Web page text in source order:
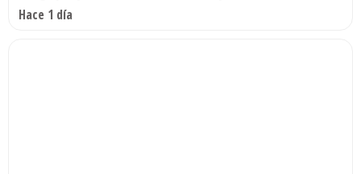
Hace 1 día